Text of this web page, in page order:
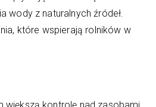
wody z naturalnych źródeł.
które wspierają rolników w